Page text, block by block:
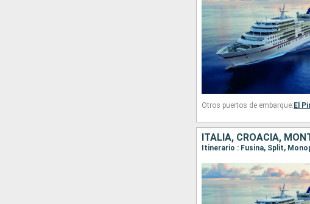
Otros puertos de embarque: El
ITALIA, CROACIA,
Itinerario : Fusina, Split,